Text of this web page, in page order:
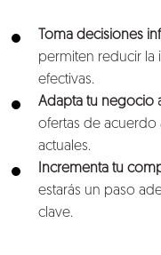
Toma decisiones
permiten reducir la
efectivas.
Adapta tu negocio
ofertas de acuerdo
actuales.
Incrementa tu
estarás un paso
clave.